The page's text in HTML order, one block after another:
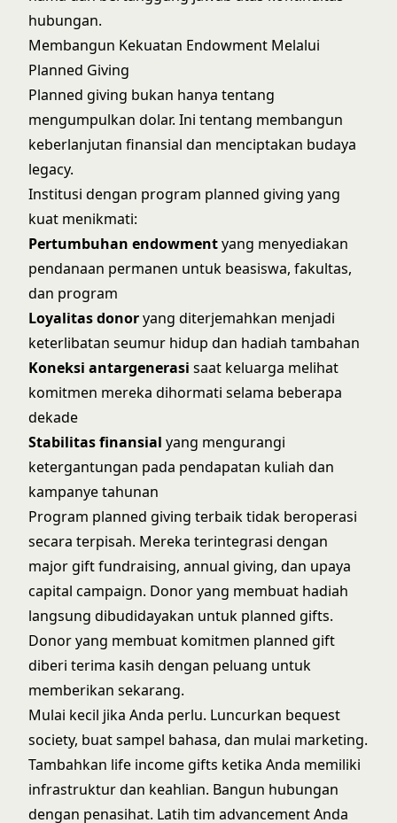
hubungan.
Membangun Kekuatan Endowment Melalui
Planned Giving
Planned giving bukan hanya tentang
mengumpulkan dolar. Ini tentang membangun
keberlanjutan finansial dan menciptakan budaya
legacy.
Institusi dengan program planned giving yang
kuat menikmati:
Pertumbuhan endowmentyang menyediakan
pendanaan permanen untuk beasiswa, fakultas,
dan program
Loyalitas donoryang diterjemahkan menjadi
keterlibatan seumur hidup dan hadiah tambahan
Koneksi antargenerasi saat keluarga melihat
komitmen mereka dihormati selama beberapa
dekade
Stabilitas finansial yang mengurangi
ketergantungan pada pendapatan kuliah dan
kampanye tahunan
Program planned giving terbaik tidak beroperasi
secara terpisah. Mereka terintegrasi dengan
major gift fundraising, annual giving, dan upaya
capital campaign. Donor yang membuat hadiah
langsung dibudidayakan untuk planned gifts.
Donor yang membuat komitmen planned gift
diberi terima kasih dengan peluang untuk
memberikan sekarang.
Mulai kecil jika Anda perlu. Luncurkan bequest
society, buat sampel bahasa, dan mulai marketing.
Tambahkan life income gifts ketika Anda memiliki
infrastruktur dan keahlian. Bangun hubungan
dengan penasihat. Latih tim advancement Anda